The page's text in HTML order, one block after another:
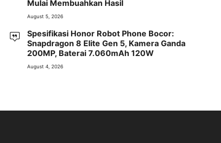
Mulai Membuahkan Hasil
August 5, 2026
Spesifikasi Honor Robot Phone Bocor:
Snapdragon 8 Elite Gen 5, Kamera Ganda
200MP, Baterai 7.060mAh 120W
August 4, 2026